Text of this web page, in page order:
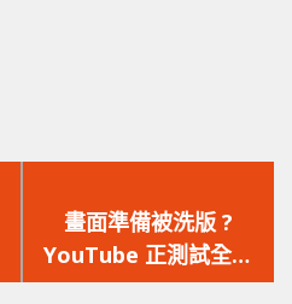
一
篇
文
畫面準備被洗版 ?
YouTube 正測試全新
彈幕功能 Timed Beta